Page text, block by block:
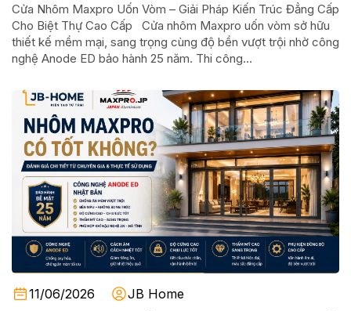
Cửa Nhôm Maxpro Uốn Vòm – Giải Pháp Kiến Trúc Đẳng Cấp
Cho Biệt Thự Cao Cấp Cửa nhôm Maxpro uốn vòm sở hữu
thiết kế mềm mại, sang trọng cùng độ bền vượt trội nhờ công
nghệ Anode ED bảo hành 25 năm. Thi công...
11/06/2026 JB Home